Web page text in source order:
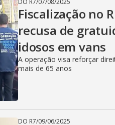
DO R7/07/08/2025
Fiscalização no
recusa de
idosos em vans
A operação visa reforçar
mais de 65 anos
DO R7/09/06/2025